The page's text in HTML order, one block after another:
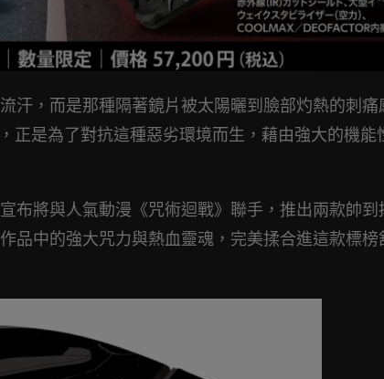
汗，而是那種隔著鏡片被太陽曬到臉部灼熱的刺痛
正是為了對抗這種惡劣環境而生，藉由強大的機能
布將與人氣動漫《咒術迴戰》聯手，推出兩款帥到
品中的強大咒力與熱血靈魂，完美揉合進這款標榜